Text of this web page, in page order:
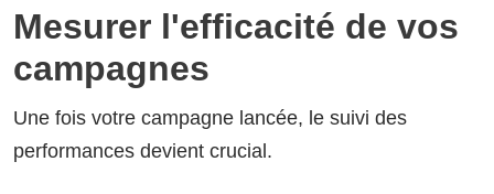
Mesurer l'efficacité de vos
campagnes
Une fois votre campagne lancée, le suivi des
performances devient crucial.